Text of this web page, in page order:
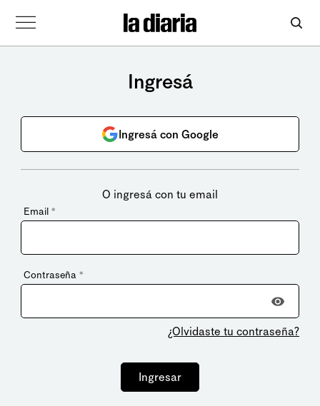
Ingresá
Ingresá con Google
O ingresá con tu email
Email *
Contraseña *
¿Olvidaste tu contraseña?
Ingresar